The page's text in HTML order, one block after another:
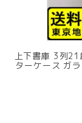
上下書庫 3列
ターケース ガ